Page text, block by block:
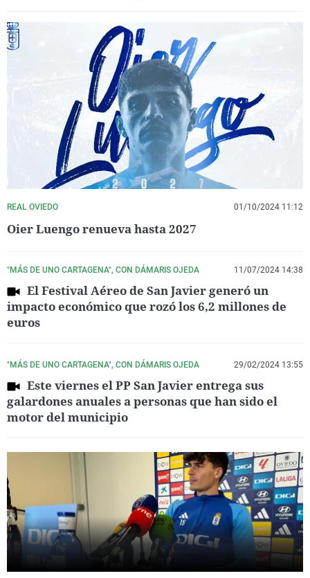
REAL OVIEDO 01/10/2024 11:12
Oier Luengo renueva hasta 2027
"MÁS DE UNO CARTAGENA", CON DÁMARIS OJEDA 11/07/2024 14:38
El Festival Aéreo de San Javier generó un
impacto económico que rozó los 6,2 millones de
euros
"MÁS DE UNO CARTAGENA", CON DÁMARIS OJEDA 29/02/2024 13:55
Este viernes el PP San Javier entrega sus
galardones anuales a personas que han sido el
motor del municipio